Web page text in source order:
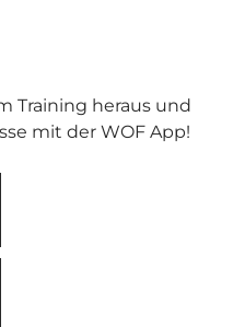
Training heraus und
mit der WOF App!